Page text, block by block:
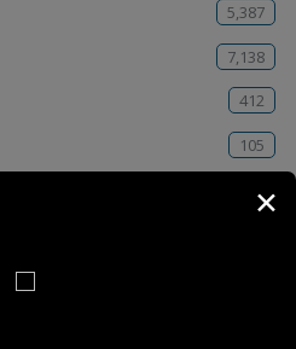
5,387
7,138
412
105
742✕